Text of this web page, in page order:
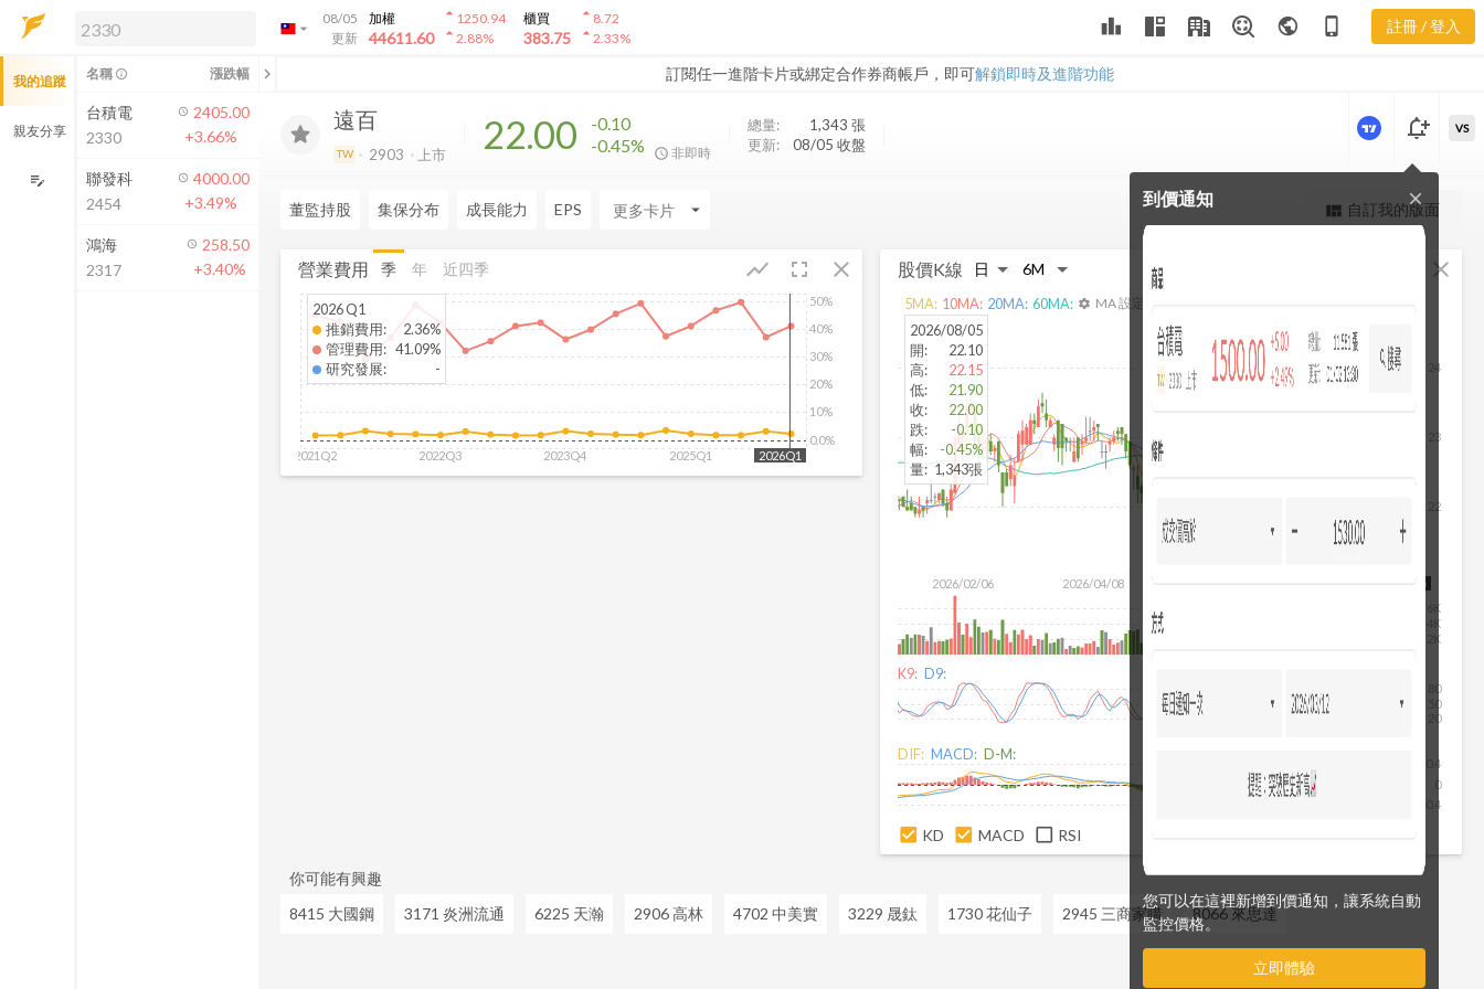
arrow_drop_down
08/05
更新
加權
44611.60
arrow_drop_up1250.94
arrow_drop_up2.88%
櫃買
383.75
arrow_drop_up8.72
arrow_drop_up2.33% leaderboard public phone_iphone 註冊 / 登入
訂閱任一進階卡片或綁定合作券商帳戶，即可解鎖即時及進階功能
解鎖即時行情及進階功能
方案」，即可解鎖以下功能：
即時行情
即時市況與排行
成交金額熱力圖
前往方案訂閱
如何綁定合作券商
用
遠百
TW 2903 上市 22.00
-0.10
-0.45%
非即時
總量: 1,343 張
更新:
08/05 收盤
更強大的進階價量圖表
notification_add
到價通知
您可以在這裡新增到價通知，讓系統自動
監控價格。
立即體驗
close
VS
董監持股 集保分布 成長能力 EPS arrow_drop_down view_quilt 自訂我的版面
營業費用 fullscreen close
show_chart
季 年 近四季
2021Q2 2022Q3 2023Q4 2025Q1
0.0%
10%
20%
30%
40%
50%
2026Q1
2026 Q1
推銷費用:
2.36%
管理費用: 41.09%
研究發展: -
股價K線 close
2026/02/06 2026/04/08
22
23
24
2026/08/05
2K
4K
6K
2026/08/05
開:
22.10
高:
22.15
低:
21.90
收:
22.00
跌:
-0.10
幅:
-0.45%
量: 1,343張
5MA: 10MA: 20MA: 60MA: settings MA 設定
K9: D9:
20
50
80
DIF: MACD: D-M:
-0.4
0
0.4
KD MACD RSI
你可能有興趣
8415 大國鋼
3171 炎洲流通 6225 天瀚 2906 高林 4702 中美實 3229 晟鈦 1730 花仙子 2945 三商家購 8066 來思達
我的追蹤
親友分享
edit_note
名稱 info_outline 漲跌幅 chevron_left
台積電
2330
2405.00
+3.66%
聯發科
2454
4000.00
+3.49%
鴻海
2317
258.50
+3.40%